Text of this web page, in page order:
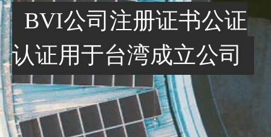
BVI公司注册证书公证
认证用于台湾成立公司